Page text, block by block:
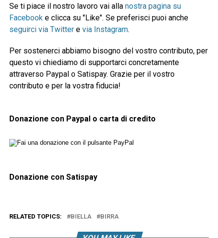
Se ti piace il nostro lavoro vai alla nostra pagina su
Facebooke clicca su "Like". Se preferisci puoi anche
seguirci via Twittere via Instagram.
Per sostenerci abbiamo bisogno del vostro contributo, per
questo vi chiediamo di supportarci concretamente
attraverso Paypal o Satispay. Grazie per il vostro
contributo e per la vostra fiducia!
Donazione con Paypal o carta di credito
Donazione con Satispay
RELATED TOPICS: BIELLA BIRRA